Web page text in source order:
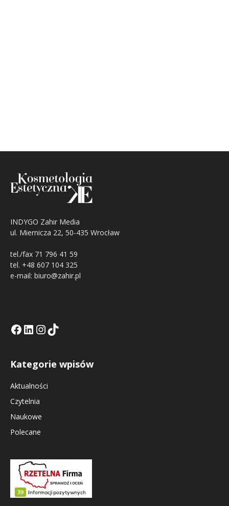
INDYGO Zahir Media
ul. Miernicza 22, 50-435 Wrocław
tel./fax 71 796 41 59
tel. +48 607 104 325
e-mail: biuro@zahir.pl
Facebook
LinkedIn
Tik Tok KEInstagramm KE
Kategorie wpisów
Aktualności
Czytelnia
Naukowe
Polecane